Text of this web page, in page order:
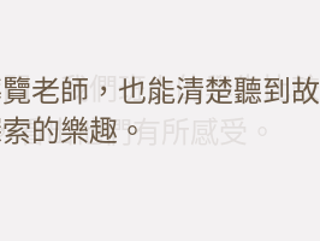
。我們班上的學生比較
出他們有所感受。
老師，也能清楚聽到故
的樂趣。
每一步行程，因應現場
度帶團。
以更了解這片土地，藉
解。